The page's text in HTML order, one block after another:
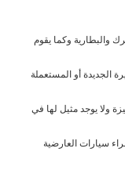
والبطارية وكما يقوم
الجديدة أو المستعملة
ولا يوجد مثيل لها في
سيارات العارضية